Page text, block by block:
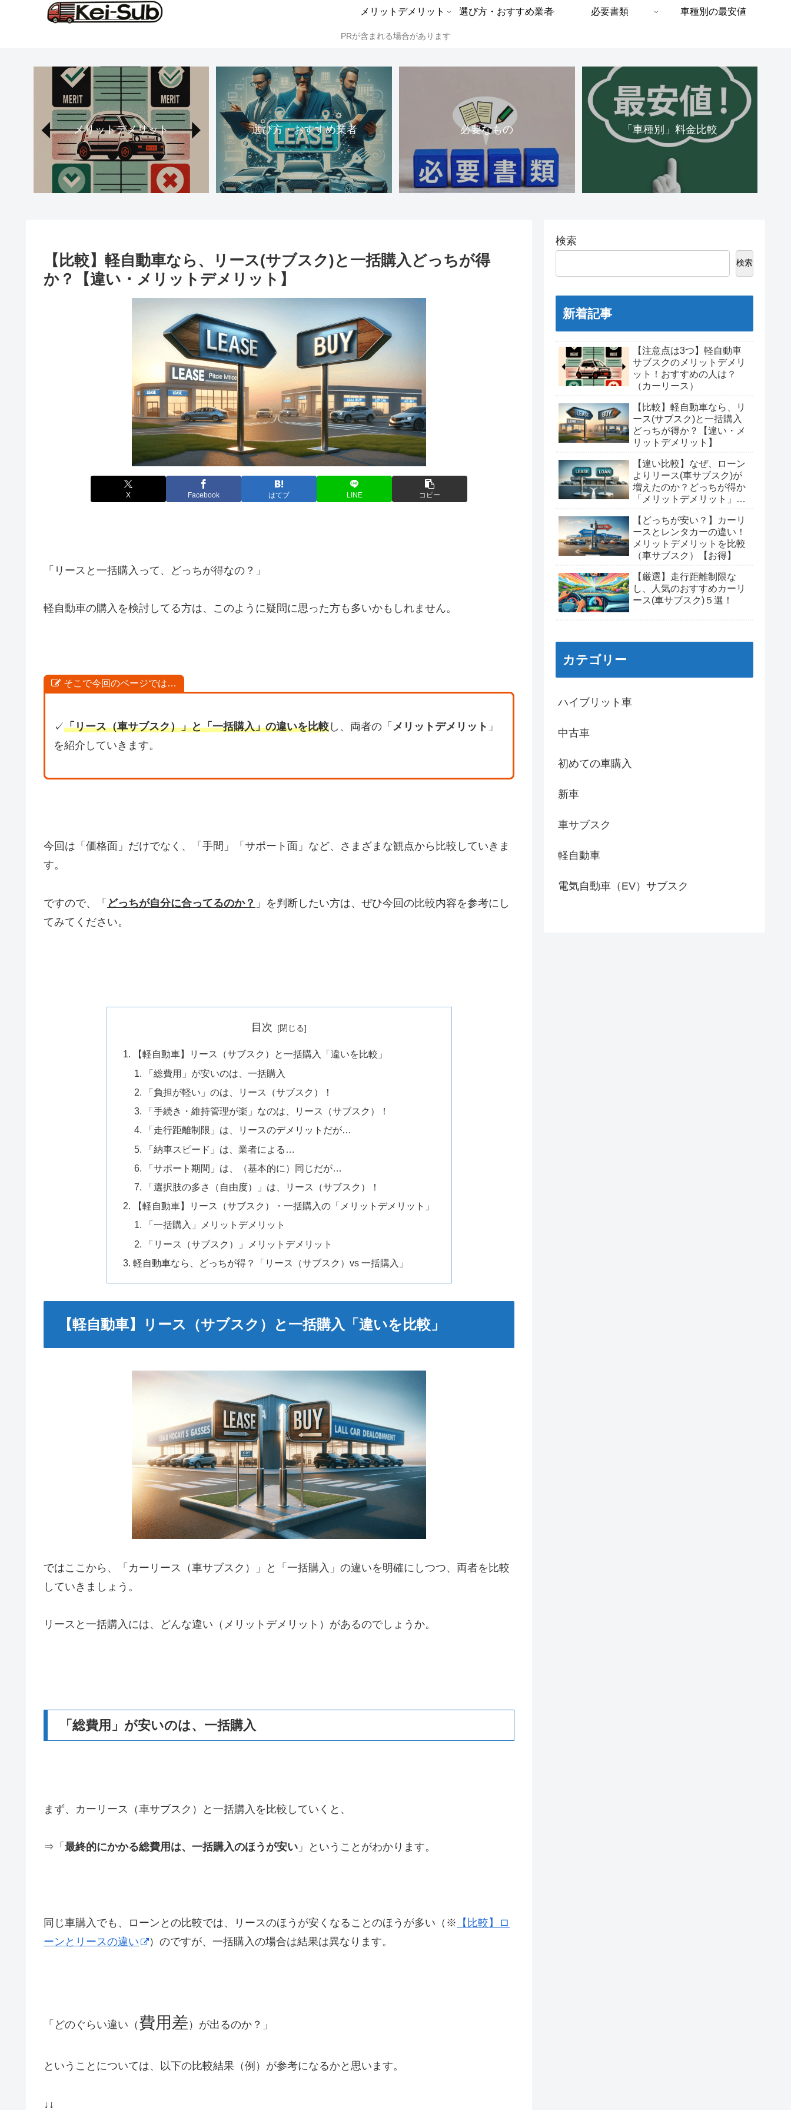
メリットデメリット 選び方・おすすめ業者 必要書類 車種別の最安値
PRが含まれる場合があります
メリットデメリット 選び方・おすすめ業者 必要なもの 「車種別」料金比較
【比較】軽自動車なら、リース(サブスク)と一括購入どっちが得
か？【違い・メリットデメリット】
X Facebook はてブ LINE コピー
「リースと一括購入って、どっちが得なの？」
軽自動車の購入を検討してる方は、このように疑問に思った方も多いかもしれません。
そこで今回のページでは…
✓「リース（車サブスク）」と「一括購入」の違いを比較 し、両者の「 メリットデメリット 」
を紹介していきます。
今回は「価格面」だけでなく、「手間」「サポート面」など、さまざまな観点から比較していきま
す。
ですので、「 どっちが自分に合ってるのか？ 」を判断したい方は、ぜひ今回の比較内容を参考にし
てみてください。
目次
【軽自動車】リース（サブスク）と一括購入「違いを比較」
「総費用」が安いのは、一括購入
「負担が軽い」のは、リース（サブスク）！
「手続き・維持管理が楽」なのは、リース（サブスク）！
「走行距離制限」は、リースのデメリットだが…
「納車スピード」は、業者による…
「サポート期間」は、（基本的に）同じだが…
「選択肢の多さ（自由度）」は、リース（サブスク）！
【軽自動車】リース（サブスク）・一括購入の「メリットデメリット」
「一括購入」メリットデメリット
「リース（サブスク）」メリットデメリット
軽自動車なら、どっちが得？「リース（サブスク）vs 一括購入」
【軽自動車】リース（サブスク）と一括購入「違いを比較」
ではここから、「カーリース（車サブスク）」と「一括購入」の違いを明確にしつつ、両者を比較
していきましょう。
リースと一括購入には、どんな違い（メリットデメリット）があるのでしょうか。
「総費用」が安いのは、一括購入
まず、カーリース（車サブスク）と一括購入を比較していくと、
⇒「 最終的にかかる総費用は、一括購入のほうが安い 」ということがわかります。
同じ車購入でも、ローンとの比較では、リースのほうが安くなることのほうが多い（※ 【比較】ロ
ーンとリースの違い
）のですが、一括購入の場合は結果は異なります。
「どのぐらい違い（ 費用差 ）が出るのか？」
ということについては、以下の比較結果（例）が参考になるかと思います。
↓↓
検索
検索
新着記事
【注意点は3つ】軽自動車
サブスクのメリットデメリ
ット！おすすめの人は？
（カーリース）
【比較】軽自動車なら、リ
ース(サブスク)と一括購入
どっちが得か？【違い・メ
リットデメリット】
【違い比較】なぜ、ローン
よりリース(車サブスク)が
増えたのか？どっちが得か
「メリットデメリット」調
【どっちが安い？】カーリ
ースとレンタカーの違い！
メリットデメリットを比較
（車サブスク）【お得】
【厳選】走行距離制限な
し、人気のおすすめカーリ
ース(車サブスク)５選！
カテゴリー
ハイブリット車
中古車
初めての車購入
新車
車サブスク
軽自動車
電気自動車（EV）サブスク